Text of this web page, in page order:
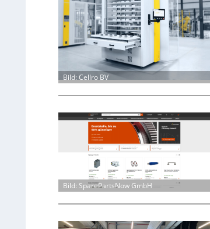
Bild: Cellro BV
Bild: SparePartsNow GmbH